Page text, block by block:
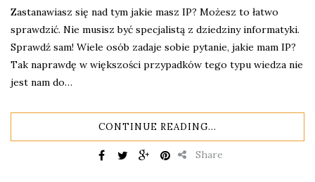
Zastanawiasz się nad tym jakie masz IP? Możesz to łatwo
sprawdzić. Nie musisz być specjalistą z dziedziny informatyki.
Sprawdź sam! Wiele osób zadaje sobie pytanie, jakie mam IP?
Tak naprawdę w większości przypadków tego typu wiedza nie
jest nam do…
CONTINUE READING...
Share